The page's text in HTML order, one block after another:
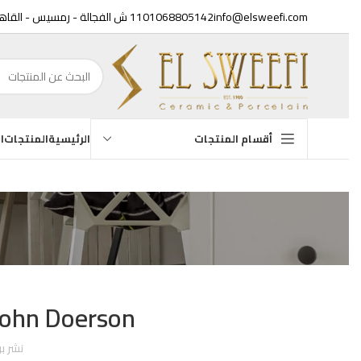
info@elsweefi.com
0106880514211 ش الفجالة - رمسيس - القاهرة
أقسام المنتجات الرئيسيةالمنتجات
Doerson
نشر